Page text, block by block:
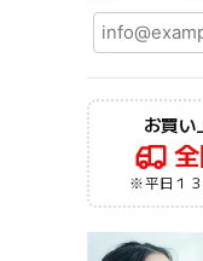
お買い
※平日１